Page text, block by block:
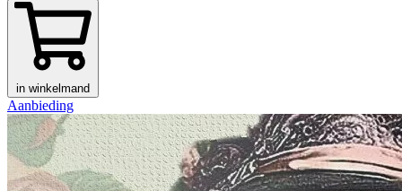
in winkelmand
Aanbieding